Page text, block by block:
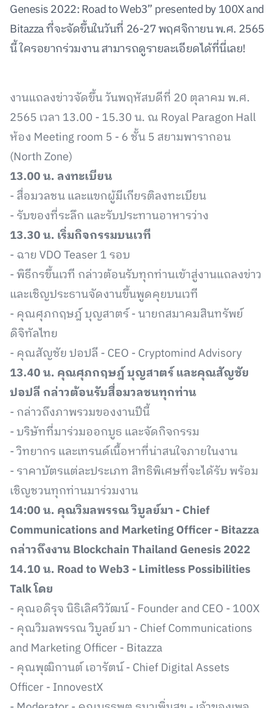
Genesis 2022: Road to Web3” presented by 100X and
Bitazza ที่จะจัดขึ้นในวันที่ 26-27 พฤศจิกายน พ.ศ. 2565
นี้ ใครอยากร่วมงาน สามารถดูรายละเอียดได้ที่นี่เลย!
งานแถลงข่าวจัดขึ้น วันพฤหัสบดีที่ 20 ตุลาคม พ.ศ.
2565 เวลา 13.00 - 15.30 น. ณ Royal Paragon Hall
ห้อง Meeting room 5 - 6 ชั้น 5 สยามพารากอน
(North Zone)
13.00 น. ลงทะเบียน
- สื่อมวลชน และแขกผู้มีเกียรติลงทะเบียน
- รับของที่ระลึก และรับประทานอาหารว่าง
13.30 น. เริ่มกิจกรรมบนเวที
- ฉาย VDO Teaser 1 รอบ
- พิธีกรขึ้นเวที กล่าวต้อนรับทุกท่านเข้าสู่งานแถลงข่าว
และเชิญประธานจัดงานขึ้นพูดคุยบนเวที
- คุณศุภกฤษฎ์ บุญสาตร์ - นายกสมาคมสินทรัพย์
ดิจิทัลไทย
- คุณสัญชัย ปอปลี - CEO - Cryptomind Advisory
13.40 น. คุณศุภกฤษฎ์ บุญสาตร์ และคุณสัญชัย
ปอปลี กล่าวต้อนรับสื่อมวลชนทุกท่าน
- กล่าวถึงภาพรวมของงานปีนี้
- บริษัทที่มาร่วมออกบูธ และจัดกิจกรรม
- วิทยากร และเทรนด์เนื้อหาที่น่าสนใจภายในงาน
- ราคาบัตรแต่ละประเภท สิทธิพิเศษที่จะได้รับ พร้อม
เชิญชวนทุกท่านมาร่วมงาน
14:00 น. คุณวิมลพรรณ วิบูลย์มา - Chief
Communications and Marketing Officer - Bitazza
กล่าวถึงงาน Blockchain Thailand Genesis 2022
14.10 น. Road to Web3 - Limitless Possibilities
Talk โดย
- คุณอดิรุจ นิธิเลิศวิวัฒน์ - Founder and CEO - 100X
- คุณวิมลพรรณ วิบูลย์ มา - Chief Communications
and Marketing Officer - Bitazza
- คุณพุฒิกานต์ เอารัตน์ - Chief Digital Assets
Officer - InnovestX